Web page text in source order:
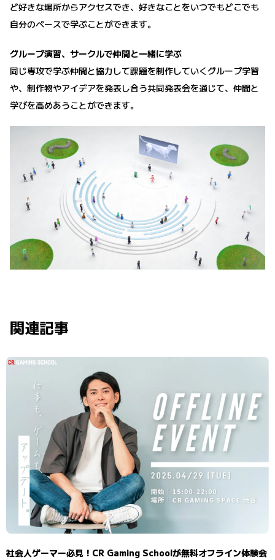
ど好きな場所からアクセスでき、好きなことをいつでもどこでも
自分のペースで学ぶことができます。
グループ演習、サークルで仲間と一緒に学ぶ
同じ専攻で学ぶ仲間と協力して課題を制作していくグループ学習
や、制作物やアイデアを発表し合う共同発表会を通じて、仲間と
学びを高めあうことができます。
関連記事
社会人ゲーマー必見！CR Gaming Schoolが無料オフライン体験会